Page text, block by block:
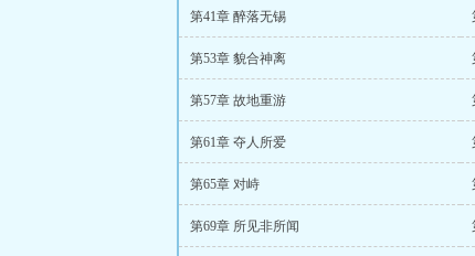
第41章 醉落无锡
第53章 貌合神离
第57章 故地重游
第61章 夺人所爱
第65章 对峙
第69章 所见非所闻